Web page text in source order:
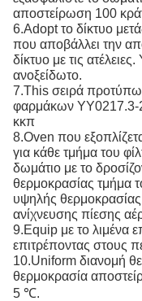
αποστείρωση 100
6.Adopt το δίκτυο
που αποβάλλει την
δίκτυο με τις
ανοξείδωτο.
7.This σειρά
φαρμάκων YY0217.3-
κκπ
8.Oven που
για κάθε τμήμα του
δωμάτιο με το
θερμοκρασίας τμήμα
υψηλής
ανίχνευσης πίεσης
9.Equip με το λιμένα
επιτρέποντας στους
10.Uniform διανομή
θερμοκρασία
5 ℃.